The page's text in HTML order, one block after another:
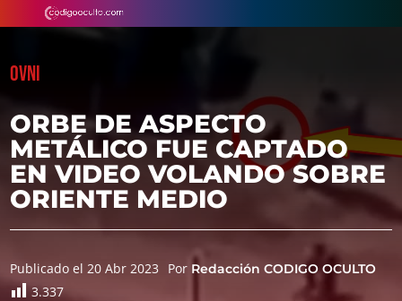
OVNI
ORBE DE ASPECTO
METÁLICO FUE CAPTADO
EN VIDEO VOLANDO SOBRE
ORIENTE MEDIO
Publicado el 20 Abr 2023 Por Redacción CODIGO OCULTO
3.337